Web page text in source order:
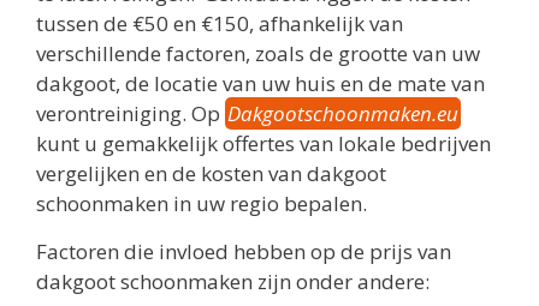
tussen de €50 en €150, afhankelijk van
verschillende factoren, zoals de grootte van uw
dakgoot, de locatie van uw huis en de mate van
verontreiniging. Op Dakgootschoonmaken.eu
kunt u gemakkelijk offertes van lokale bedrijven
vergelijken en de kosten van dakgoot
schoonmaken in uw regio bepalen.
Factoren die invloed hebben op de prijs van
dakgoot schoonmaken zijn onder andere: